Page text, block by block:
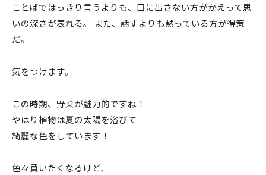
ことばではっきり言うよりも、口に出さない方がかえって思
いの深さが表れる。 また、話すよりも黙っている方が得策
だ。
気をつけます。
この時期、野菜が魅力的ですね！
やはり植物は夏の太陽を浴びて
綺麗な色をしています！
色々買いたくなるけど、